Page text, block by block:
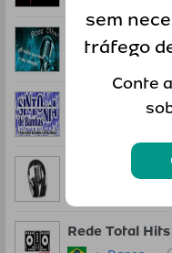
Radio Doce
Dança
Radio
Radio Studio 97
Rede Total Hits
sem
tráfego
Conte